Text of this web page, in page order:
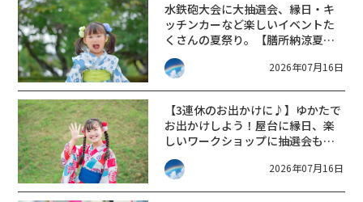
水鉄砲大会に大抽選会、縁日・キ
ッチンカーなど楽しいイベントた
くさんの夏祭り。【膳所納涼夏ま
つり】
2026年07月16日
【3連休のお出かけに♪】ゆかたで
お出かけしよう！屋台に縁日、楽
しいワークショップに抽選会も。
【おりひめ横丁】が【アル・プラ
ザ彦根】で開催。
2026年07月16日